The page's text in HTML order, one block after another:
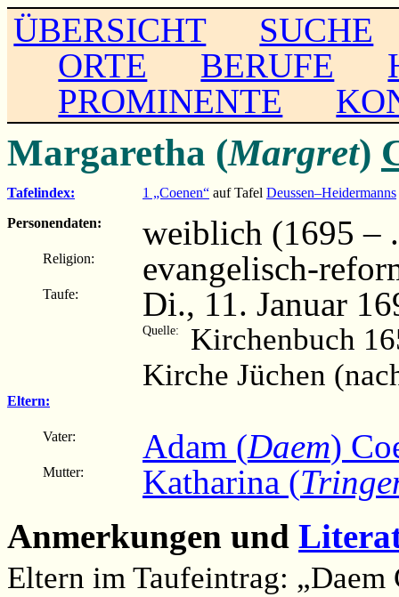
ÜBERSICHT
SUCHE
ORTE
BERUFE
PROMINENTE
Margaretha (Margret)
Tafelindex: 1 „Coenen“ auf Tafel Deussen–Heidermanns
Personendaten:
weiblich (1695 –
Religion: evangelisch-
Taufe: Di., 11. Januar
Quelle:
Kirchenbuch
Kirche Jüchen
Eltern:
Vater: Adam (Daem)
Mutter: Katharina (
Anmerkungen und
Eltern im Taufeintrag: